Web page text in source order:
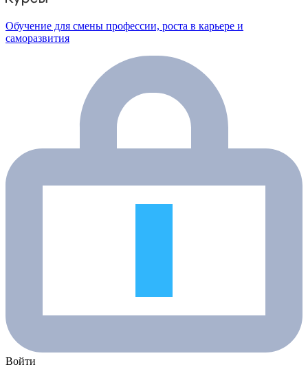
Обучение для смены профессии, роста в карьере и
саморазвития
Войти